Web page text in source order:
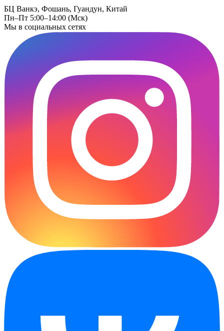
БЦ Ванкэ, Фошань, Гуандун, Китай
Пн–Пт 5:00–14:00 (Мск)
Мы в социальных сетях